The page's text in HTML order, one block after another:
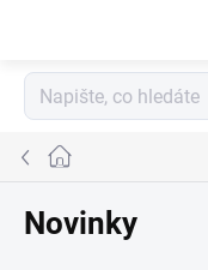
Domů
Novinky